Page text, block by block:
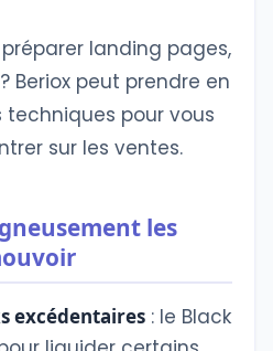
préparer landing pages,
Beriox peut prendre en
pour vous
sur les ventes.
les
excédentaires : le Black